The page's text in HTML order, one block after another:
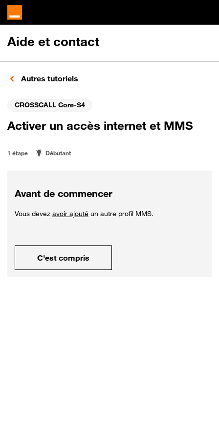
Aide et contact
Autres tutoriels
CROSSCALL Core-S4
Activer un accès internet et MMS
1 étape Débutant
Avant de commencer
Vous devez avoir ajouté un autre profil MMS.
C'est compris